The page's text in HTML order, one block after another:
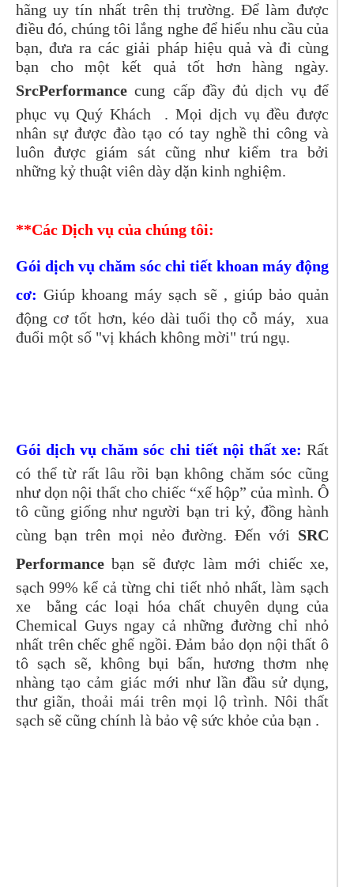
hãng uy tín nhất trên thị trường. Để làm được
điều đó, chúng tôi lắng nghe để hiểu nhu cầu của
bạn, đưa ra các giải pháp hiệu quả và đi cùng
bạn cho một kết quả tốt hơn hàng ngày.
SrcPerformance cung cấp đầy đủ dịch vụ để
phục vụ Quý Khách . Mọi dịch vụ đều được
nhân sự được đào tạo có tay nghề thi công và
luôn được giám sát cũng như kiểm tra bởi
những kỷ thuật viên dày dặn kinh nghiệm.
**Các Dịch vụ của chúng tôi:
Gói dịch vụ chăm sóc chi tiết khoan máy động
cơ: Giúp khoang máy sạch sẽ , giúp bảo quản
động cơ tốt hơn, kéo dài tuổi thọ cỗ máy, xua
đuổi một số "vị khách không mời" trú ngụ.
Gói dịch vụ chăm sóc chi tiết nội thất xe: Rất
có thể từ rất lâu rồi bạn không chăm sóc cũng
như dọn nội thất cho chiếc “xế hộp” của mình. Ô
tô cũng giống như người bạn tri kỷ, đồng hành
cùng bạn trên mọi nẻo đường. Đến với SRC
Performance bạn sẽ được làm mới chiếc xe,
sạch 99% kể cả từng chi tiết nhỏ nhất, làm sạch
xe bằng các loại hóa chất chuyên dụng của
Chemical Guys ngay cả những đường chỉ nhỏ
nhất trên chếc ghế ngồi. Đảm bảo dọn nội thất ô
tô sạch sẽ, không bụi bẩn, hương thơm nhẹ
nhàng tạo cảm giác mới như lần đầu sử dụng,
thư giãn, thoải mái trên mọi lộ trình. Nôi thất
sạch sẽ cũng chính là bảo vệ sức khỏe của bạn .